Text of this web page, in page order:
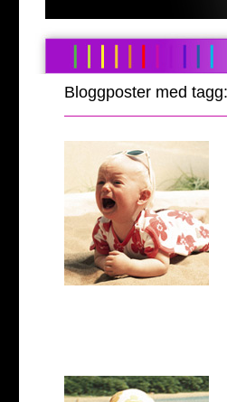
Bloggposter med